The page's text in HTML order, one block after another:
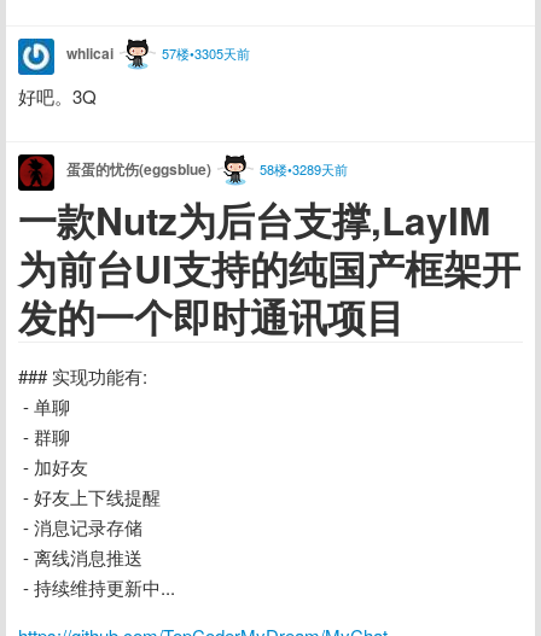
whlicai 57楼•3305天前
好吧。3Q
蛋蛋的忧伤(eggsblue) 58楼•3289天前
一款Nutz为后台支撑,LayIM
为前台UI支持的纯国产框架开
发的一个即时通讯项目
### 实现功能有:
- 单聊
- 群聊
- 加好友
- 好友上下线提醒
- 消息记录存储
- 离线消息推送
- 持续维持更新中...